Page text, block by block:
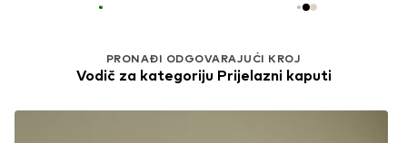
PRONAĐI ODGOVARAJUĆI KROJ
Vodič za kategoriju Prijelazni kaputi